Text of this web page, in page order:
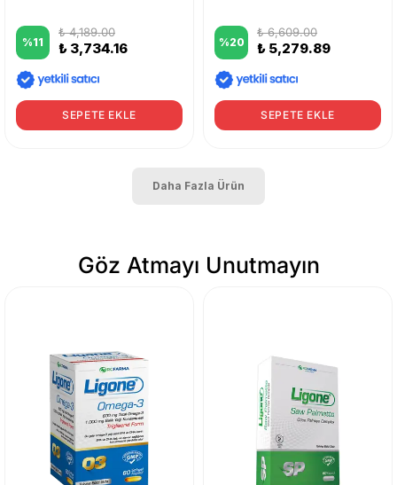
%11
₺ 4,189.00
₺ 3,734.16
SEPETE EKLE
%20
₺ 6,609.00
₺ 5,279.89
SEPETE EKLE
Daha Fazla Ürün
Göz Atmayı Unutmayın